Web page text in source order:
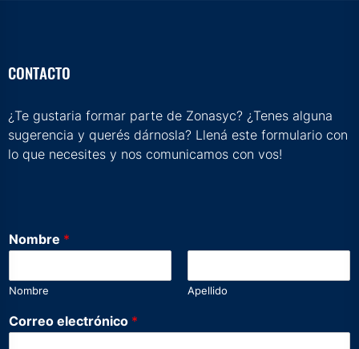
CONTACTO
¿Te gustaria formar parte de Zonasyc? ¿Tenes alguna
sugerencia y querés dárnosla? Llená este formulario con
lo que necesites y nos comunicamos con vos!
Nombre *
Nombre Apellido
C
o
Correo electrónico *